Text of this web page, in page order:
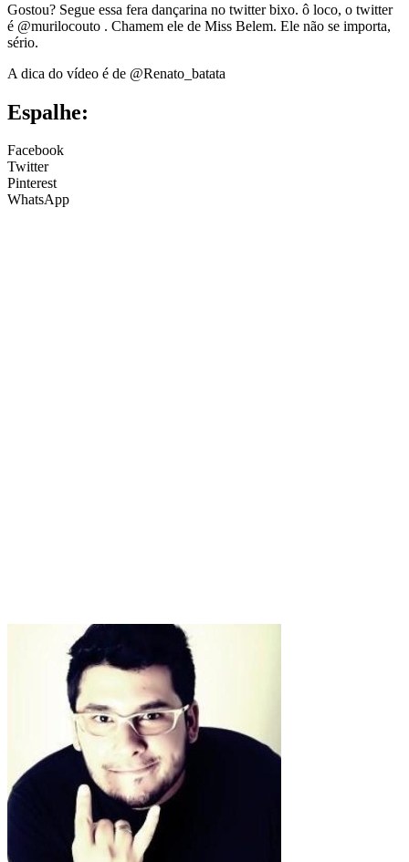
Gostou? Segue essa fera dançarina no twitter bixo. ô loco, o twitter
é @murilocouto . Chamem ele de Miss Belem. Ele não se importa,
sério.
A dica do vídeo é de @Renato_batata
Espalhe:
Facebook
Twitter
Pinterest
WhatsApp